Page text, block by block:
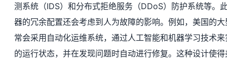
测系统（IDS）和分布式拒绝服务（DDoS）防护系统等。
器的冗余配置还会考虑到人为故障的影响。例如，美国的
常会采用自动化运维系统，通过人工智能和机器学习技术
的运行状态，并在发现问题时自动进行修复。这种设计使